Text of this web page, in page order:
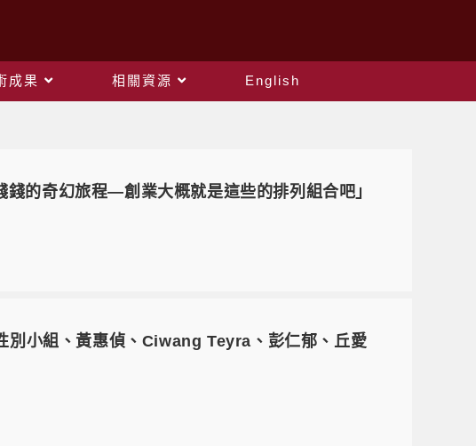
成果 相關資源 English
的奇幻旅程—創業大概就是這些的排列組合吧」
別小組、黃惠偵、Ciwang Teyra、彭仁郁、丘愛